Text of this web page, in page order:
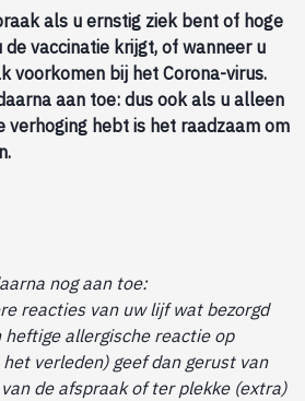
als u ernstig ziek bent of hoge
vaccinatie krijgt, of wanneer u
voorkomen bij het Corona-virus.
aan toe: dus ook als u alleen
hebt is het raadzaam om
nog aan toe:
reacties van uw lijf wat bezorgd
heftige allergische reactie op
verleden) geef dan gerust van
de afspraak of ter plekke (extra)